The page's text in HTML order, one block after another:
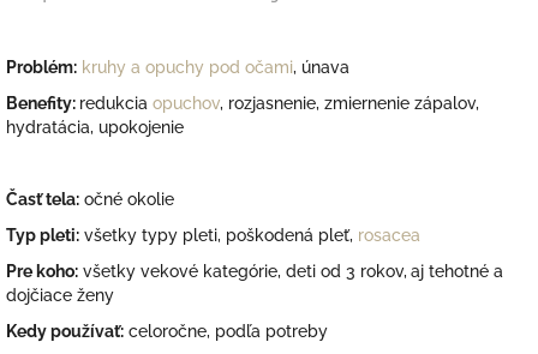
Problém: kruhy a opuchy pod očami, únava
Benefity: redukcia opuchov, rozjasnenie, zmiernenie zápalov,
hydratácia, upokojenie
Časť tela: očné okolie
Typ pleti: všetky typy pleti, poškodená pleť, rosacea
Pre koho: všetky vekové kategórie, deti od 3 rokov, aj tehotné a
dojčiace ženy
Kedy používať: celoročne, podľa potreby